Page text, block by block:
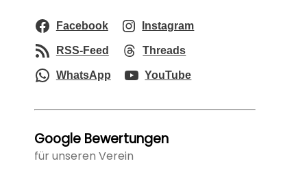
Facebook Instagram
RSS-Feed Threads
WhatsApp YouTube
Google Bewertungen
für unseren Verein